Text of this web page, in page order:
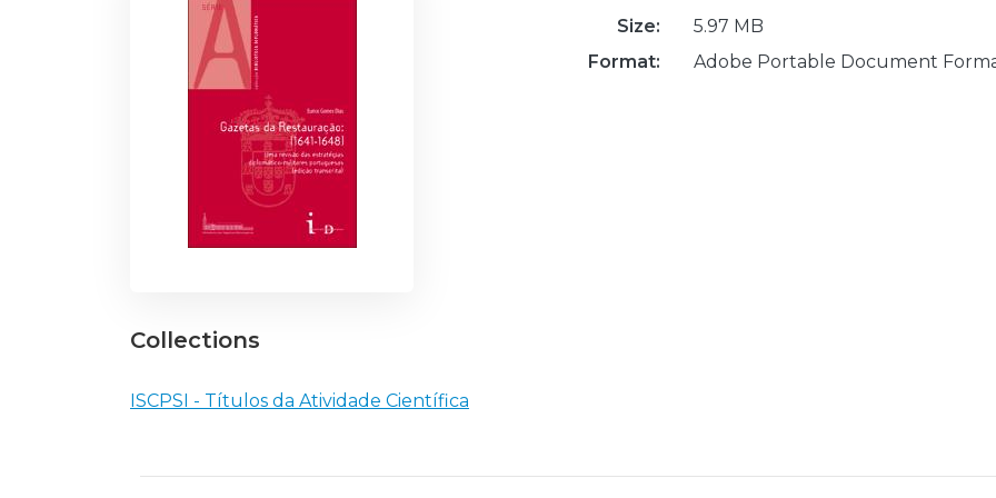
Size:
5.97 MB
Format:
Adobe Portable Document
Collections
ISCPSI - Títulos da Atividade Científica